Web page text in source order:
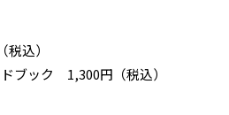
込）
ブック 1,300円（税込）